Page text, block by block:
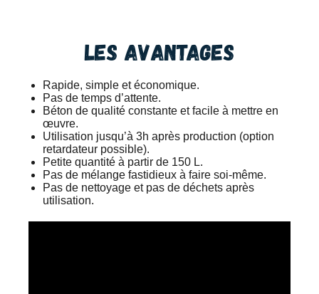
Les avantages
Rapide, simple et économique.
Pas de temps d’attente.
Béton de qualité constante et facile à mettre en
œuvre.
Utilisation jusqu’à 3h après production (option
retardateur possible).
Petite quantité à partir de 150 L.
Pas de mélange fastidieux à faire soi-même.
Pas de nettoyage et pas de déchets après
utilisation.